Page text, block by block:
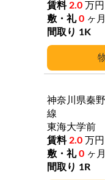
2.0 万円
0 ヶ月
1K
神奈川県秦
線
東海大学前
2.0 万円
0 ヶ月
1R